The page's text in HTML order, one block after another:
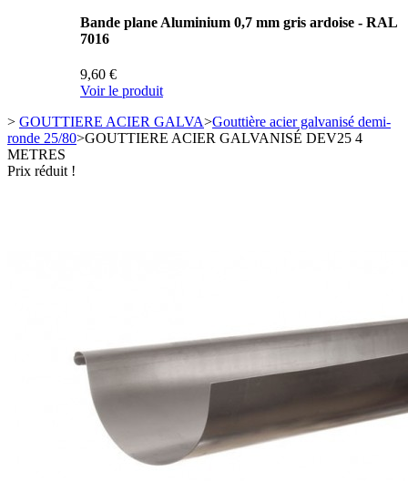
Bande plane Aluminium 0,7 mm gris ardoise - RAL
7016
9,60 €
Voir le produit
> GOUTTIERE ACIER GALVA>Gouttière acier galvanisé demi-
ronde 25/80>GOUTTIERE ACIER GALVANISÉ DEV25 4
METRES
Prix réduit !